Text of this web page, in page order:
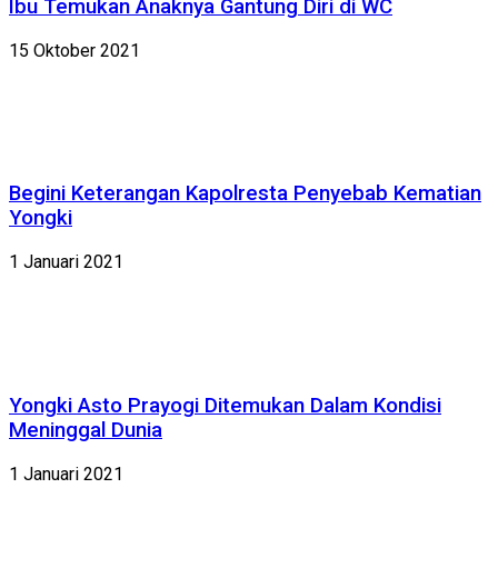
Ibu Temukan Anaknya Gantung Diri di WC
15 Oktober 2021
Begini Keterangan Kapolresta Penyebab Kematian
Yongki
1 Januari 2021
Yongki Asto Prayogi Ditemukan Dalam Kondisi
Meninggal Dunia
1 Januari 2021